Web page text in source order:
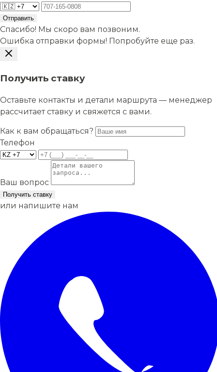
Отправить
Спасибо! Мы скоро вам позвоним.
Ошибка отправки формы! Попробуйте еще раз.
Получить ставку
Оставьте контакты и детали маршрута — менеджер
рассчитает ставку и свяжется с вами.
Как к вам обращаться?
Телефон
Ваш вопрос
Получить ставку
или напишите нам